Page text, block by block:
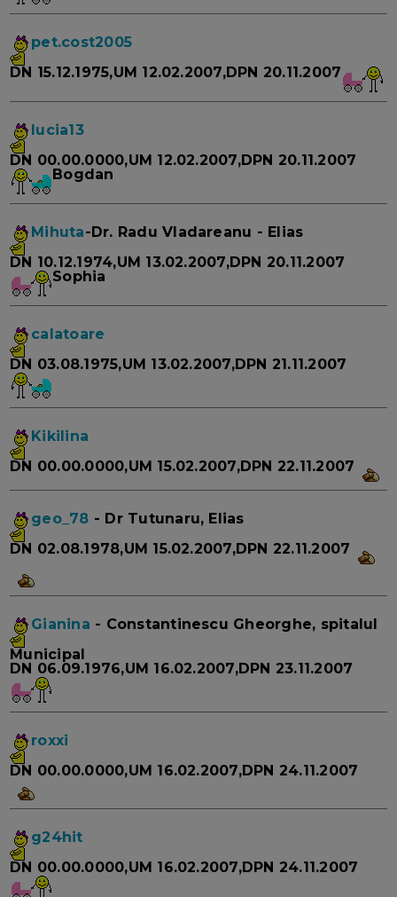
pet.cost2005
DN 15.12.1975,UM 12.02.2007,DPN 20.11.2007
lucia13
DN 00.00.0000,UM 12.02.2007,DPN 20.11.2007
Bogdan
Mihuta-Dr. Radu Vladareanu - Elias
DN 10.12.1974,UM 13.02.2007,DPN 20.11.2007
Sophia
calatoare
DN 03.08.1975,UM 13.02.2007,DPN 21.11.2007
Kikilina
DN 00.00.0000,UM 15.02.2007,DPN 22.11.2007
geo_78 - Dr Tutunaru, Elias
DN 02.08.1978,UM 15.02.2007,DPN 22.11.2007
Gianina - Constantinescu Gheorghe, spitalul
Municipal
DN 06.09.1976,UM 16.02.2007,DPN 23.11.2007
roxxi
DN 00.00.0000,UM 16.02.2007,DPN 24.11.2007
g24hit
DN 00.00.0000,UM 16.02.2007,DPN 24.11.2007